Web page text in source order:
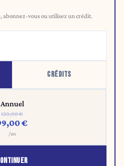
abonnez-vous ou utilisez un crédit.
CRÉDITS
Annuel
120,00 €
€
/an